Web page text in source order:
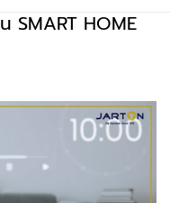
SMART HOME